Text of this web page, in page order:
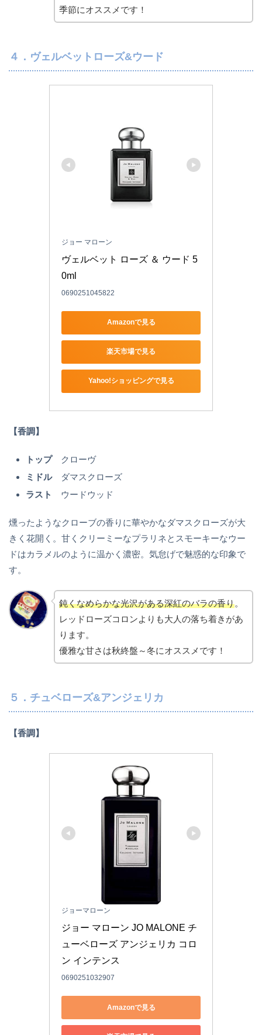
季節にオススメです！
４．ヴェルベットローズ&ウード
ジョー マローン
ヴェルベット ローズ ＆ ウード 5
0ml
0690251045822
Amazonで見る
楽天市場で見る
Yahoo!ショッピングで見る
【香調】
トップクローヴ
ミドルダマスクローズ
ラスト
ウードウッド
燻ったようなクローブの香りに華やかなダマスクローズが大
きく花開く。甘くクリーミーなプラリネとスモーキーなウー
ドはカラメルのように温かく濃密。気怠げで魅惑的な印象で
す。
鈍くなめらかな光沢がある深紅のバラの香り。
レッドローズコロンよりも大人の落ち着きがあ
ります。
優雅な甘さは秋終盤～冬にオススメです！
５．チュベローズ&アンジェリカ
【香調】
ジョーマローン
ジョー マローン JO MALONE チ
ューベローズ アンジェリカ コロ
ン インテンス
0690251032907
Amazonで見る